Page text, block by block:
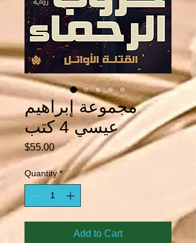
مجموعة إبراهيم
عيسي 4 كتب
$55.00Price
Quantity *
Add to Cart